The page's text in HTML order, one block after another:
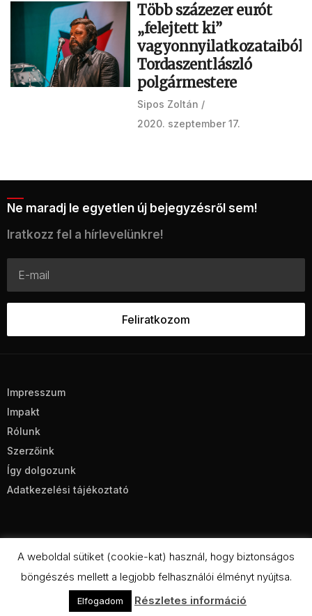
Több százezer eurót
„felejtett ki”
vagyonnyilatkozataiból
Tordaszentlászló
polgármestere
Sipos Zoltán
2020. szeptember 17.
Ne maradj le egyetlen új bejegyzésről sem!
Iratkozz fel a hírlevelünkre!
Impresszum
Impakt
Rólunk
Szerzőink
Így dolgozunk
Adatkezelési tájékoztató
CC BY-NC-SA 4.0
A weboldal sütiket (cookie-kat) használ, hogy biztonságos
böngészés mellett a legjobb felhasználói élményt nyújtsa.
Elfogadom Részletes információ